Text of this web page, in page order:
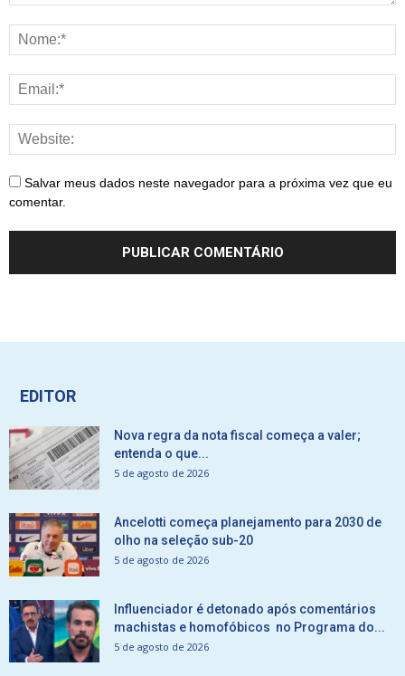
Salvar meus dados neste navegador para a próxima vez que eu
comentar.
EDITOR
Nova regra da nota fiscal começa a valer;
entenda o que...
5 de agosto de 2026
Ancelotti começa planejamento para 2030 de
olho na seleção sub-20
5 de agosto de 2026
Influenciador é detonado após comentários
machistas e homofóbicos no Programa do...
5 de agosto de 2026